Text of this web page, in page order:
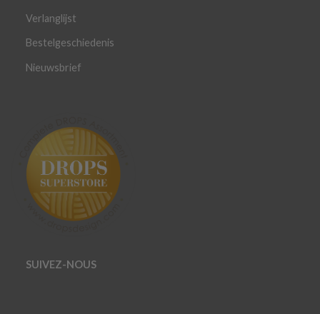
Verlanglijst
Bestelgeschiedenis
Nieuwsbrief
SUIVEZ-NOUS